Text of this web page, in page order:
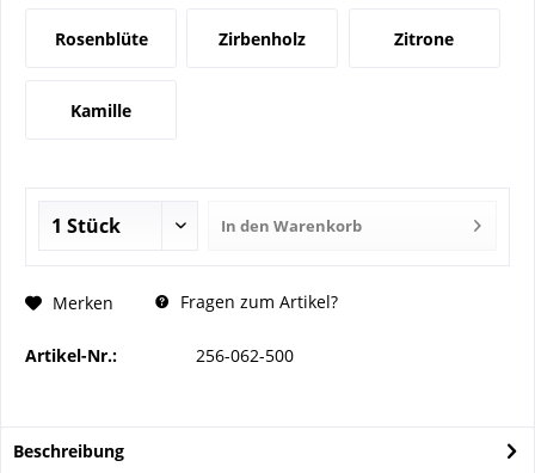
Rosenblüte Zirbenholz Zitrone
Kamille
In den Warenkorb
Merken Fragen zum Artikel?
Artikel-Nr.: 256-062-500
Beschreibung